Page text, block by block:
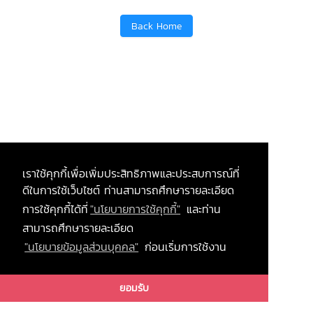
เราใช้คุกกี้เพื่อเพิ่มประสิทธิภาพและประสบการณ์ที่
ดีในการใช้เว็บไซต์ ท่านสามารถศึกษารายละเอียด
การใช้คุกกี้ได้ที่"นโยบายการใช้คุกกี้" และท่าน
สามารถศึกษารายละเอียด
"นโยบายข้อมูลส่วนบุคคล" ก่อนเริ่มการใช้งาน
ยอมรับ
Back Home